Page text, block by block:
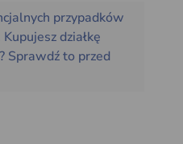
przypadków
działkę
Sprawdź to przed